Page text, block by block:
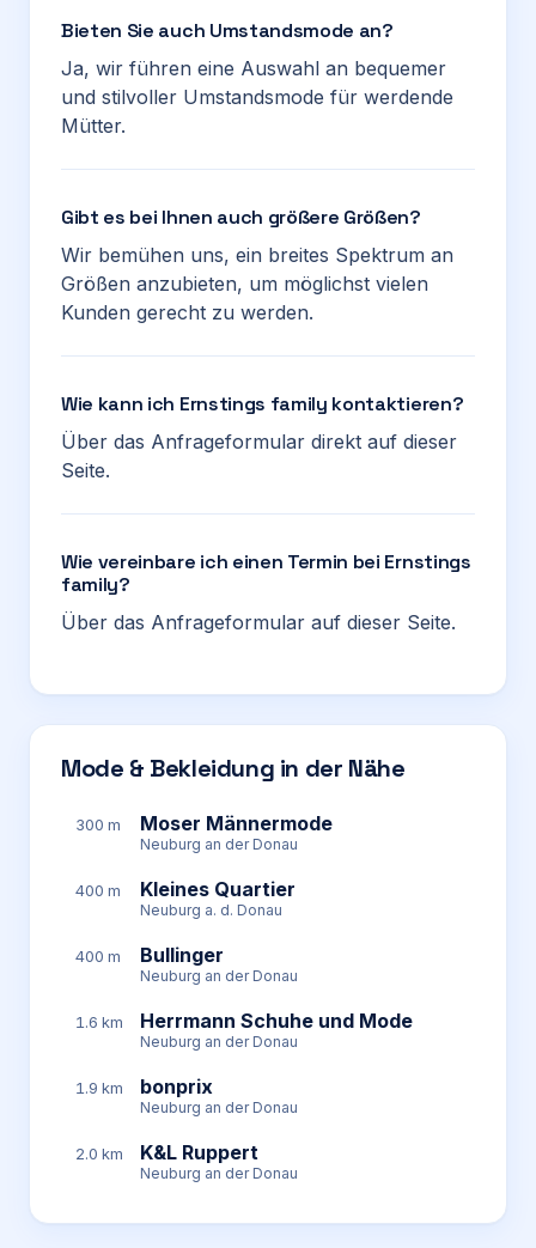
Bieten Sie auch Umstandsmode an?
Ja, wir führen eine Auswahl an bequemer
und stilvoller Umstandsmode für werdende
Mütter.
Gibt es bei Ihnen auch größere Größen?
Wir bemühen uns, ein breites Spektrum an
Größen anzubieten, um möglichst vielen
Kunden gerecht zu werden.
Wie kann ich Ernstings family kontaktieren?
Über das Anfrageformular direkt auf dieser
Seite.
Wie vereinbare ich einen Termin bei Ernstings
family?
Über das Anfrageformular auf dieser Seite.
Mode & Bekleidung in der Nähe
300 m Moser Männermode
Neuburg an der Donau
400 m Kleines Quartier
Neuburg a. d. Donau
400 m Bullinger
Neuburg an der Donau
1.6 km Herrmann Schuhe und Mode
Neuburg an der Donau
1.9 km bonprix
Neuburg an der Donau
2.0 km K&L Ruppert
Neuburg an der Donau